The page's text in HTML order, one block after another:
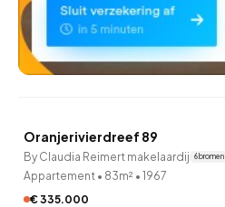
10 uur geleden ontdekt
Oranjerivierdreef 89
By Claudia Reimert makelaardij 6 bronnen
Appartement • 83m² • 1967
€ 335.000